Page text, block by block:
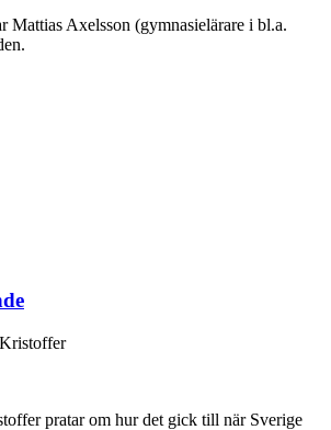
Mattias Axelsson (gymnasielärare i bl.a.
pratar om hur det gick till när Sverige